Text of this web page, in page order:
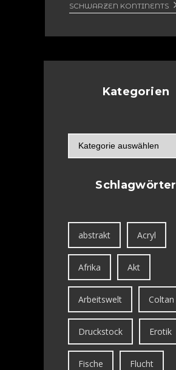
SCHWARZEN KONTINENTS
Kategorien
Schlagwörter
abstrakt Acryl
Afrika Akt
Arbeitswelt Coltan
Druckstock Erotik
Fische Flucht